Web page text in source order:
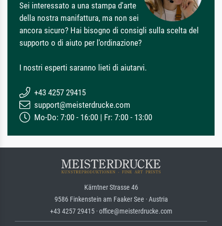
Sei interessato a una stampa d'arte
della nostra manifattura, ma non sei
ancora sicuro? Hai bisogno di consigli sulla scelta del
supporto o di aiuto per l'ordinazione?
I nostri esperti saranno lieti di aiutarvi.
+43 4257 29415
support@meisterdrucke.com
Mo-Do: 7:00 - 16:00 | Fr: 7:00 - 13:00
Kärntner Strasse 46
9586 Finkenstein am Faaker See · Austria
+43 4257 29415 · office@meisterdrucke.com